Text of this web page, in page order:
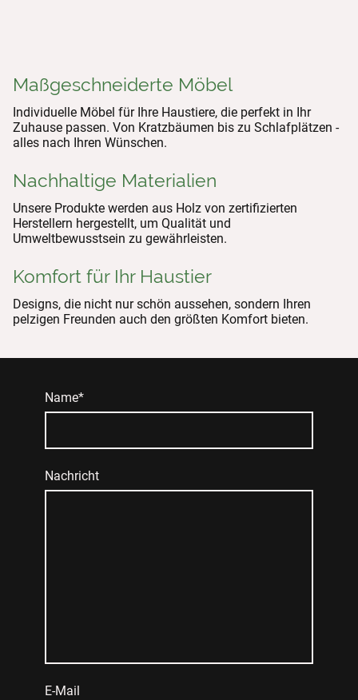
Maßgeschneiderte Möbel
Individuelle Möbel für Ihre Haustiere, die perfekt in Ihr
Zuhause passen. Von Kratzbäumen bis zu Schlafplätzen -
alles nach Ihren Wünschen.
Nachhaltige Materialien
Unsere Produkte werden aus Holz von zertifizierten
Herstellern hergestellt, um Qualität und
Umweltbewusstsein zu gewährleisten.
Komfort für Ihr Haustier
Designs, die nicht nur schön aussehen, sondern Ihren
pelzigen Freunden auch den größten Komfort bieten.
Name*
Nachricht
E-Mail